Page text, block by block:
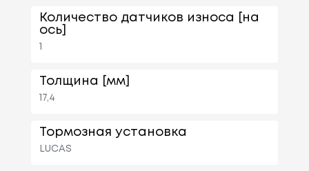
Количество датчиков износа [на
ось]
Толщина [мм]
17,4
Тормозная установка
LUCAS